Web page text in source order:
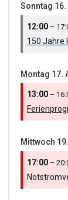
Sonntag 16.
12:00 –
150 Jahre
Montag 17.
13:00 –
Mittwoch 19.
17:00 –